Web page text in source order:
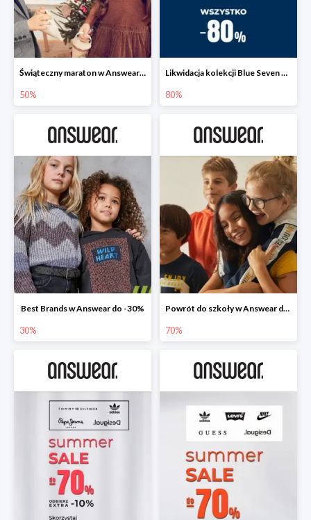
Świąteczny maraton w Answear do -50%
50%
Likwidacja kolekcji Blue Seven w Answear do -80%
80%
Best Brands w Answear do -30%
30%
Powrót do szkoły w Answear do -70%
70%